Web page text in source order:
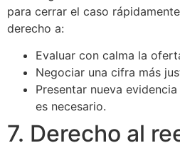
para cerrar el caso
derecho a:
Evaluar con calma la
Negociar una cifra más
Presentar nueva
es necesario.
7. Derecho al